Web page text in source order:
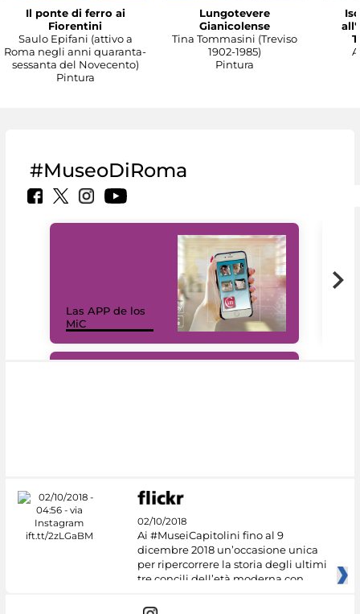
Il ponte di ferro ai
Fiorentini
Saulo Epifani (attivo a
Roma negli anni quaranta-
sessanta del Novecento)
Pintura
Lungotevere
Gianicolense
Tina Tommasini (Treviso
1902-1985)
Pintura
#MuseoDiRoma
Las APP de los
MiC
02/10/2018
Ai #MuseiCapitolini fino al 9
dicembre 2018 un’occasione unica
per ripercorrere la storia degli ultimi
tre concili dell’età moderna con